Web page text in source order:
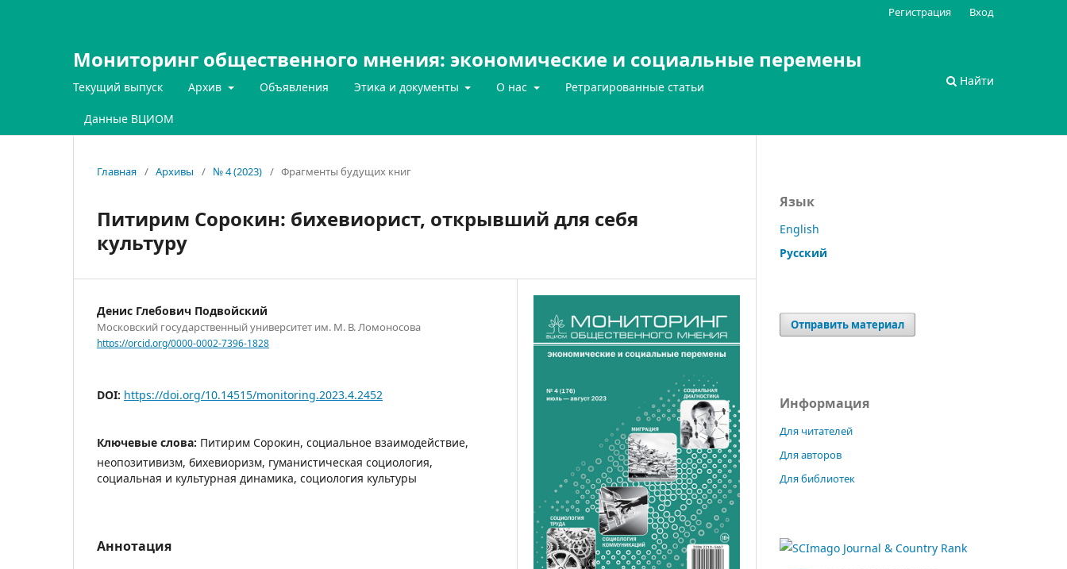
Мониторинг общественного мнения: экономические и социальные перемены
Текущий выпуск Архив Объявления Этика и документы О нас Ретрагированные статьи
Данные ВЦИОМ
Найти
Регистрация Вход
Главная / Архивы / № 4 (2023) / Фрагменты будущих книг
Питирим Сорокин: бихевиорист, открывший для себя
культуру
Денис Глебович Подвойский
Московский государственный университет им. М. В. Ломоносова
https://orcid.org/0000-0002-7396-1828
DOI: https://doi.org/10.14515/monitoring.2023.4.2452
Ключевые слова: Питирим Сорокин, социальное взаимодействие,
неопозитивизм, бихевиоризм, гуманистическая социология,
социальная и культурная динамика, социология культуры
Аннотация
Язык
English
Русский
Отправить материал
Информация
Для читателей
Для авторов
Для библиотек